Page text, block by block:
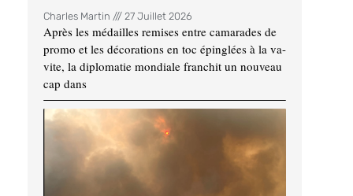
Charles Martin 27 Juillet 2026
Après les médailles remises entre camarades de
promo et les décorations en toc épinglées à la va-
vite, la diplomatie mondiale franchit un nouveau
cap dans